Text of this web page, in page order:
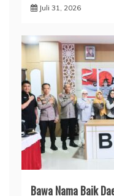
Juli 31, 2026
​Bawa Nama Baik